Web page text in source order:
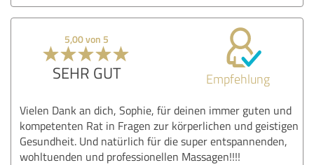
5,00 von 5
SEHR GUT Empfehlung
Vielen Dank an dich, Sophie, für deinen immer guten und
kompetenten Rat in Fragen zur körperlichen und geistigen
Gesundheit. Und natürlich für die super entspannenden,
wohltuenden und professionellen Massagen!!!!